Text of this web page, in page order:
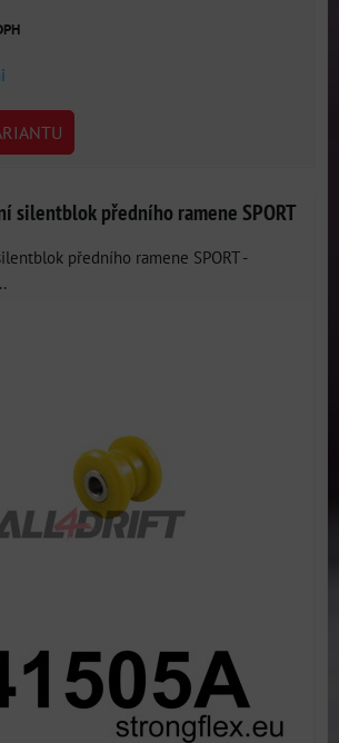
silentblok předního ramene SPORT
předního ramene SPORT -